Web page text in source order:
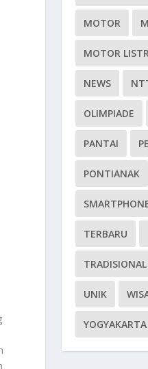
MOTOR
MOTOR
NEWS
OLIMPIADE
PANTAI
PONTIANAK
TERBARU
TRADISIONAL
UNIK
YOGYAKARTA